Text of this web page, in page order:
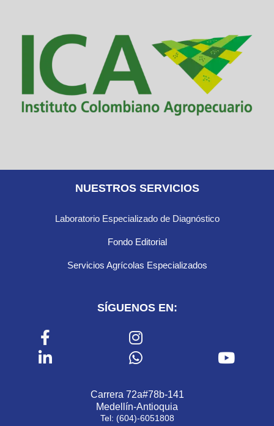
NUESTROS SERVICIOS
Laboratorio Especializado de Diagnóstico
Fondo Editorial
Servicios Agrícolas Especializados
SÍGUENOS EN:
Carrera 72a#78b-141
Medellín-Antioquia
Tel: (604)-6051808